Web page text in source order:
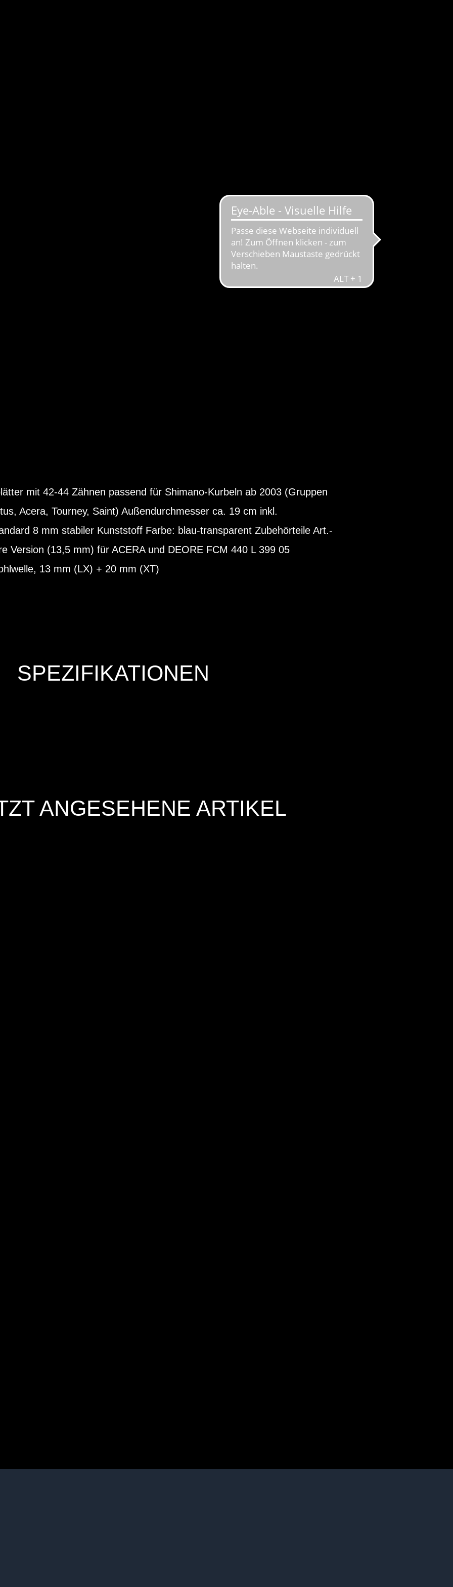
mit 42-44 Zähnen passend für Shimano-Kurbeln ab 2003 (Gruppen
Acera, Tourney, Saint) Außendurchmesser ca. 19 cm inkl.
8 mm stabiler Kunststoff Farbe: blau-transparent Zubehörteile Art.-
Version (13,5 mm) für ACERA und DEORE FCM 440 L 399 05
13 mm (LX) + 20 mm (XT)
SPEZIFIKATIONEN
ANGESEHENE ARTIKEL